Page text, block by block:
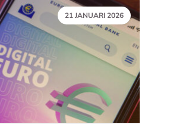
DATUM:
21 JANUARI 2026